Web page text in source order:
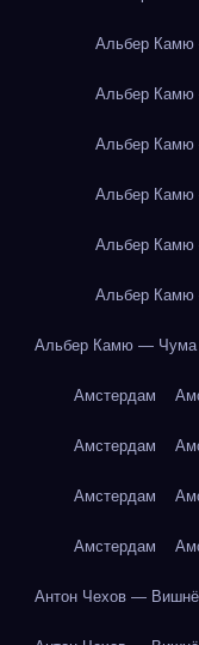
Альбер
Альбер
Альбер
Альбер
Альбер
Альбер
Альбер Камю — Чума
Амстердам
Амстердам
Амстердам
Амстердам
Антон Чехов —